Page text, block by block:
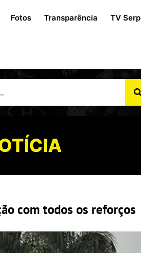
Fotos Transparência TV
com todos os reforços